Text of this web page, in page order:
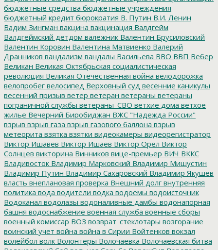
бюджетные средства бюджетные учреждения
бюджетный кредит бюрократия В. Путин В.И. Ленин
Вадим Зингман вакцина вакцинация Валдгейм
Валдгеймский детдом валежник Валентин Брусиловский
Валентин Коровин Валентина Матвиенко Валерий
Дранников вандализм вандалы Васильева ВВО ВВП Вебер
Великан Великая Октябрьская социалистическая
революция Великая Отечественная война велодорожка
велопробег велосипед Верховный суд весенние каникулы
весенний призыв ветер ветеран ветераны ветераны
пограничной службы ветераны_СВО ветхие дома ветхое
жилье Вечерний Биробиджан ВЖС "Надежда России"
взрыв взрыв газа взрыв газового баллона взрыв
метеорита взятка взятки видеокамеры видеорегистратор
Виктор Ишавев Виктор Ишаев Виктор Орёл Виктор
Солнцев викторина Винников вице-премьер ВИЧ ВККС
Владивосток Владимир Марковский Владимир Мишустин
Владимир Путин Владимир Сахаровский Владимир Якушев
власть внеплановая проверка Внешний долг внутренняя
политика вода водители водка водоемы водоисточник
Водоканал водолазы водоналивные дамбы водонапорная
башня водоснабжение военная служба военные сборы
военный комиссар ВОЗ возврат_стеклотары возгорание
воинский учет война война в Сирии Войтенков вокзал
волейбол волк Волонтеры Волочаевка Волочаевская битва